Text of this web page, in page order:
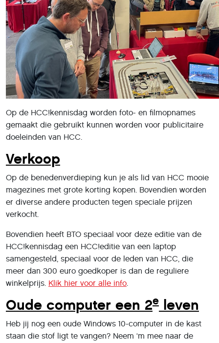
Op de HCC!kennisdag worden foto- en filmopnames
gemaakt die gebruikt kunnen worden voor publicitaire
doeleinden van HCC.
Verkoop
Op de benedenverdieping kun je als lid van HCC mooie
magezines met grote korting kopen. Bovendien worden
er diverse andere producten tegen speciale prijzen
verkocht.
Bovendien heeft BTO speciaal voor deze editie van de
HCC!kennisdag een HCC!editie van een laptop
samengesteld, speciaal voor de leden van HCC, die
meer dan 300 euro goedkoper is dan de reguliere
winkelprijs. Klik hier voor alle info.
Oude computer een 2e leven
Heb jij nog een oude Windows 10-computer in de kast
staan die stof ligt te vangen? Neem ‘m mee naar de